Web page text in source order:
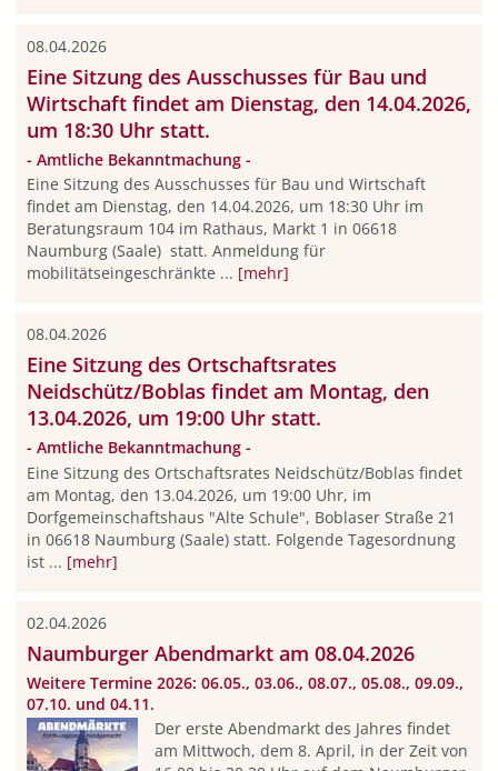
08.04.2026
Eine Sitzung des Ausschusses für Bau und
Wirtschaft findet am Dienstag, den 14.04.2026,
um 18:30 Uhr statt.
- Amtliche Bekanntmachung -
Eine Sitzung des Ausschusses für Bau und Wirtschaft
findet am Dienstag, den 14.04.2026, um 18:30 Uhr im
Beratungsraum 104 im Rathaus, Markt 1 in 06618
Naumburg (Saale) statt. Anmeldung für
mobilitätseingeschränkte ... [mehr]
08.04.2026
Eine Sitzung des Ortschaftsrates
Neidschütz/Boblas findet am Montag, den
13.04.2026, um 19:00 Uhr statt.
- Amtliche Bekanntmachung -
Eine Sitzung des Ortschaftsrates Neidschütz/Boblas findet
am Montag, den 13.04.2026, um 19:00 Uhr, im
Dorfgemeinschaftshaus "Alte Schule", Boblaser Straße 21
in 06618 Naumburg (Saale) statt. Folgende Tagesordnung
ist ... [mehr]
02.04.2026
Naumburger Abendmarkt am 08.04.2026
Weitere Termine 2026: 06.05., 03.06., 08.07., 05.08., 09.09.,
07.10. und 04.11.
Der erste Abendmarkt des Jahres findet
am Mittwoch, dem 8. April, in der Zeit von